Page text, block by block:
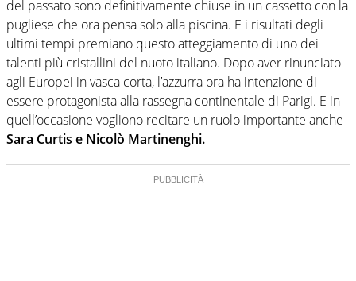
del passato sono definitivamente chiuse in un cassetto con la
pugliese che ora pensa solo alla piscina. E i risultati degli
ultimi tempi premiano questo atteggiamento di uno dei
talenti più cristallini del nuoto italiano. Dopo aver rinunciato
agli Europei in vasca corta, l’azzurra ora ha intenzione di
essere protagonista alla rassegna continentale di Parigi. E in
quell’occasione vogliono recitare un ruolo importante anche
Sara Curtis e Nicolò Martinenghi.